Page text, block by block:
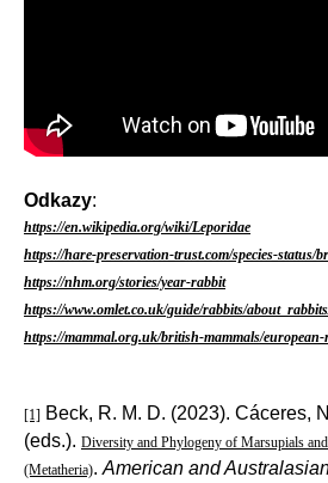
Odkazy:
https://en.wikipedia.org/wiki/Leporidae
https://hare-preservation-trust.com/species-status/
https://nhm.org/stories/year-rabbit
https://www.omlet.co.uk/guide/rabbits/
https://mammal.org.uk/british-mammals/
[1] Beck, R. M. D. (2023). Cáceres,
(eds.). Diversity and Phylogeny of Marsupials
(Metatheria). American and